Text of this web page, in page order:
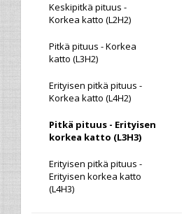
Keskipitkä pituus -
Korkea katto (L2H2)
Pitkä pituus - Korkea
katto (L3H2)
Erityisen pitkä pituus -
Korkea katto (L4H2)
Pitkä pituus - Erityisen
korkea katto (L3H3)
Erityisen pitkä pituus -
Erityisen korkea katto
(L4H3)